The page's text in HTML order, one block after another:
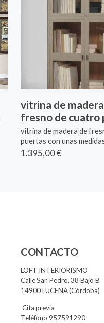
vitrina de
fresno de cuatro
vitrina de madera de
puertas con unas
1.395,00 €
CONTACTO
LOFT INTERIORISMO
Calle San Pedro, 38 Bajo B
14900 LUCENA (Córdoba)
Cita previa
Teléfono 957591290